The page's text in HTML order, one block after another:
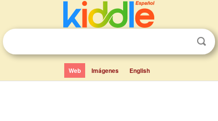
Web Imágenes English